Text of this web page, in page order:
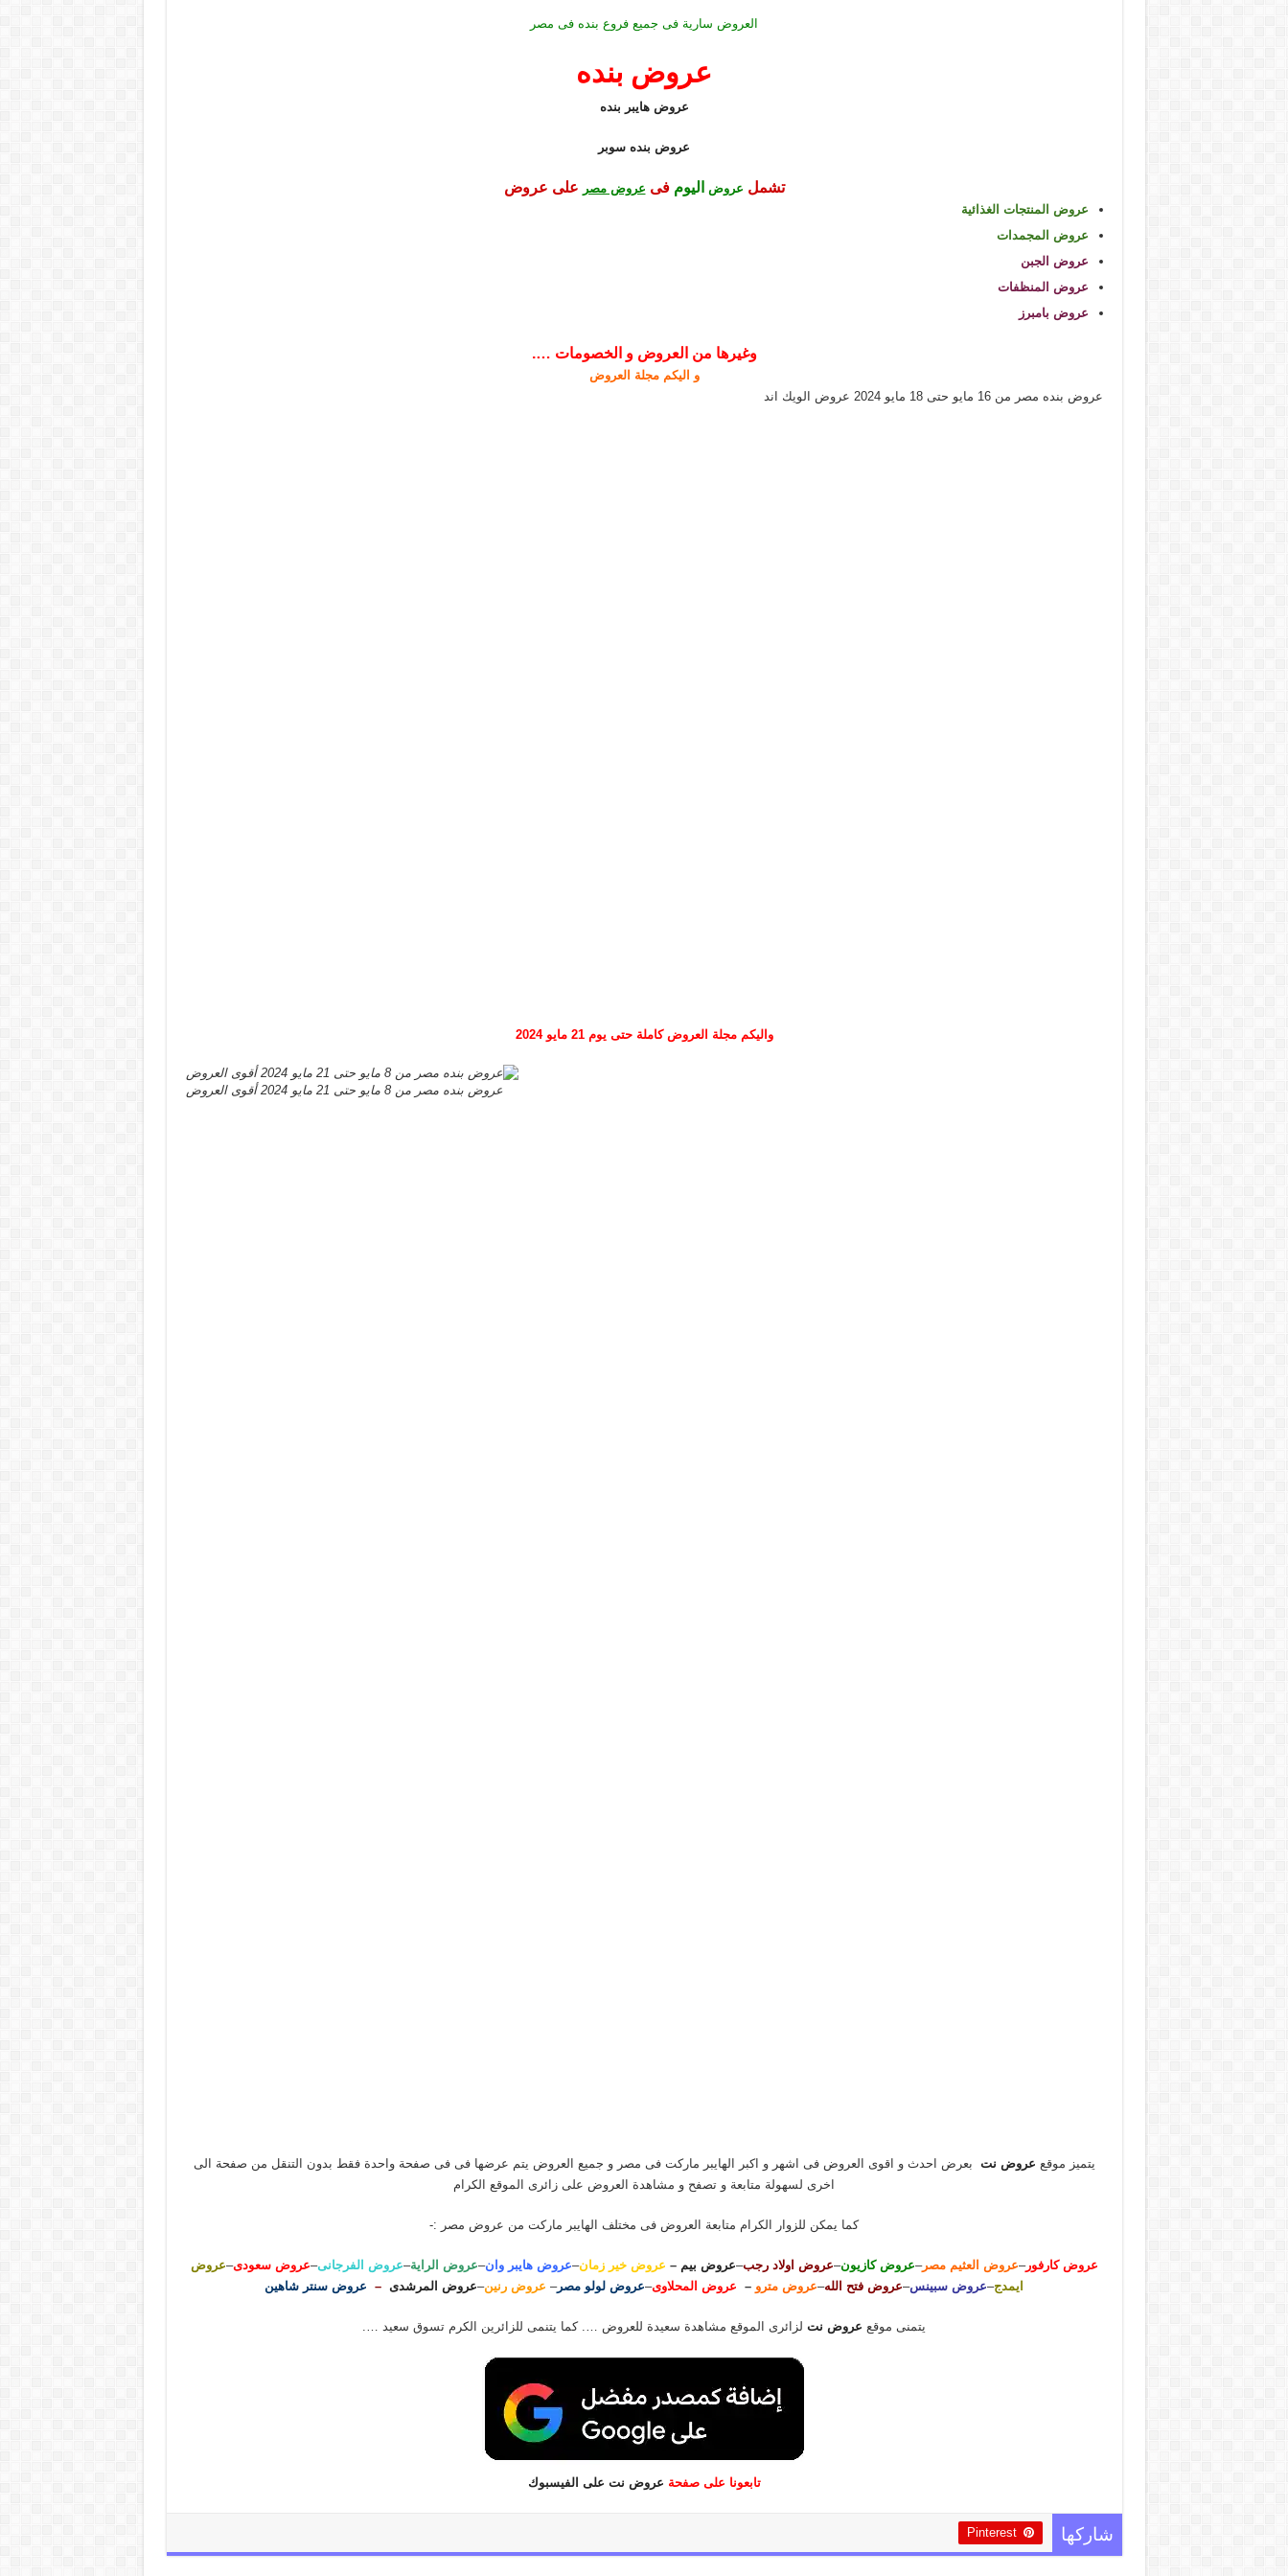
العروض سارية فى جميع فروع بنده فى مصر
عروض بنده
عروض هايبر بنده
عروض بنده سوبر
تشمل عروض اليومفى عروض مصر على عروض
عروض المنتجات الغذائية
عروض المجمدات
عروض الجبن
عروض المنظفات
عروض بامبرز
وغيرها من العروض و الخصومات ….
و اليكم مجلة العروض
عروض بنده مصر من 16 مايو حتى 18 مايو 2024 عروض الويك اند
واليكم مجلة العروض كاملة حتى يوم 21 مايو 2024
عروض بنده مصر من 8 مايو حتى 21 مايو 2024 أقوى العروض
يتميز موقع عروض نت بعرض احدث و اقوى العروض فى اشهر و اكبر الهايبر ماركت فى مصر و جميع العروض يتم عرضها فى فى صفحة واحدة فقط بدون التنقل من صفحة الى
اخرى لسهولة متابعة و تصفح و مشاهدة العروض على زائرى الموقع الكرام
كما يمكن للزوار الكرام متابعة العروض فى مختلف الهايبر ماركت من عروض مصر :-
عروض كارفور–عروض العثيم مصر–عروض كازيون–عروض اولاد رجب–عروض بيم – عروض خير زمان–عروض هايبر وان–عروض الراية–عروض الفرجانى–عروض سعودى–عروض
ايمدج–عروض سبينس–عروض فتح الله–عروض مترو – عروض المحلاوى–عروض لولو مصر– عروض رنين–عروض المرشدى – عروض سنتر شاهين
يتمنى موقع عروض نت لزائرى الموقع مشاهدة سعيدة للعروض …. كما يتنمى للزائرين الكرم تسوق سعيد ….
تابعونا على صفحة عروض نت على الفيسبوك
شاركها Pinterest